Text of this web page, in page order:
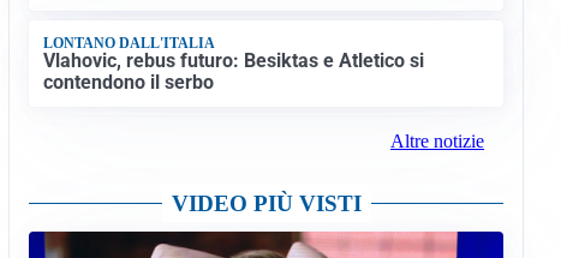
LONTANO DALL'ITALIA
Vlahovic, rebus futuro: Besiktas e Atletico si
contendono il serbo
Altre notizie
VIDEO PIÙ VISTI